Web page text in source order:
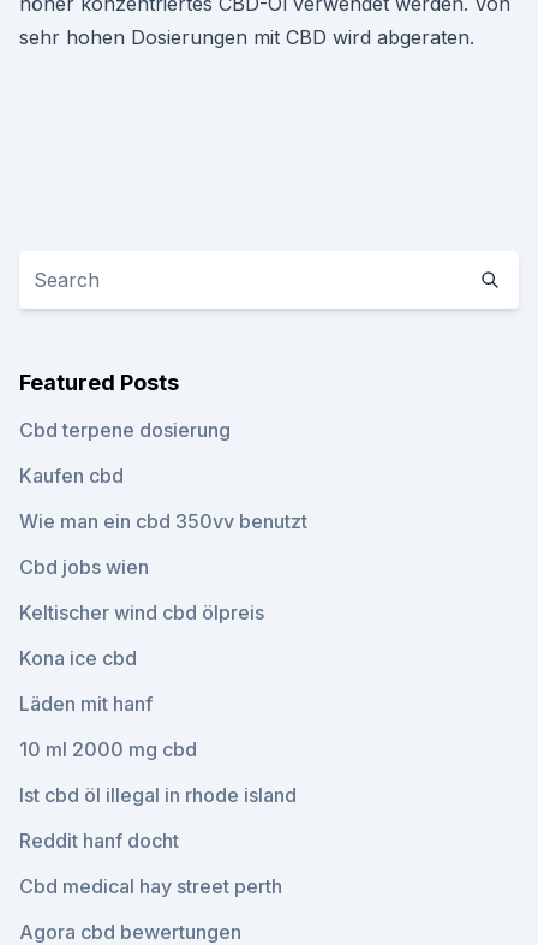
sehr hohen Dosierungen mit CBD wird abgeraten.
Featured Posts
Cbd terpene dosierung
Kaufen cbd
Wie man ein cbd 350vv benutzt
Cbd jobs wien
Keltischer wind cbd ölpreis
Kona ice cbd
Läden mit hanf
10 ml 2000 mg cbd
Ist cbd öl illegal in rhode island
Reddit hanf docht
Cbd medical hay street perth
Agora cbd bewertungen